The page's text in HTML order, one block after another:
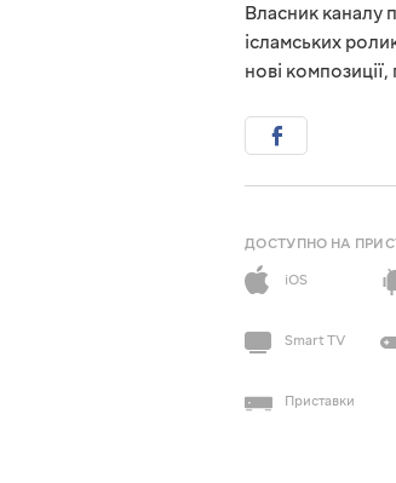
Власник каналу
ісламських
нові
ДОСТУПНО НА
iOS
Smart TV
Приставки